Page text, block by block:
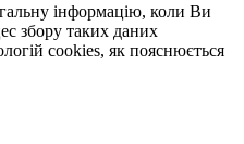
інформацію, коли Ви
збору таких даних
cookies, як пояснюється